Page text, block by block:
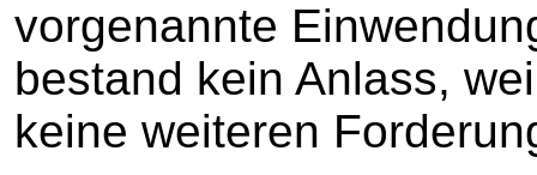
vorgenannte
bestand kein Anlass,
keine weiteren